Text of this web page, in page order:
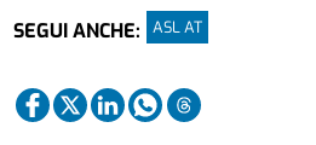
SEGUI ANCHE:
ASL AT